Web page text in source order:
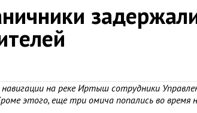
на реке Иртыш сотрудники
этого, еще три омича попались во время